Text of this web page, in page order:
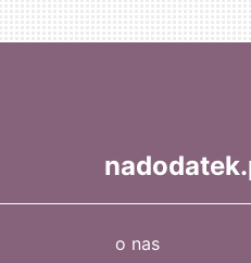
o nas